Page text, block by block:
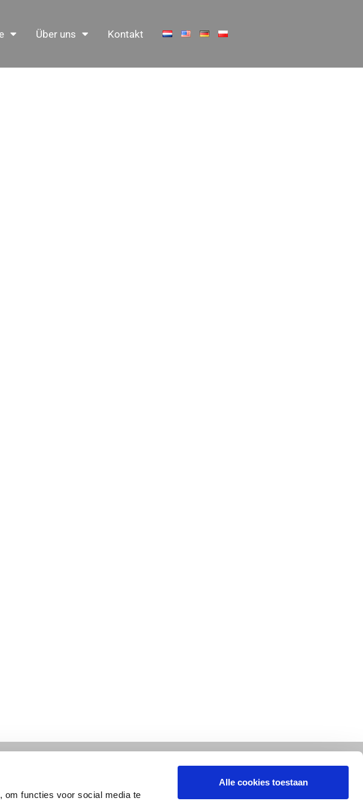
om functies voor social media te
Alle cookies toestaan
Über uns Kontakt